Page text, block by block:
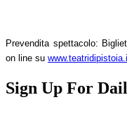
Prevendita spettacolo:
on line su
Sign Up For